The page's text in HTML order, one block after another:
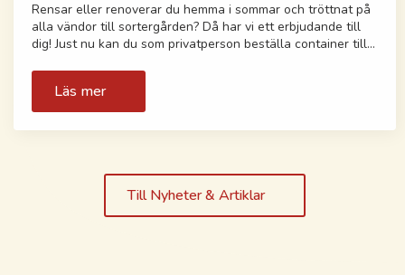
Rensar eller renoverar du hemma i sommar och tröttnat på
alla vändor till sortergården? Då har vi ett erbjudande till
dig! Just nu kan du som privatperson beställa container till…
Läs mer
Till Nyheter & Artiklar